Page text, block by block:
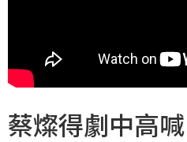
蔡燦得劇中高